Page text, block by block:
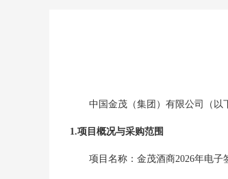
中国金茂（集团）有限公司 （
1.项目概况与采购范围
项目名称： 金茂酒商2026年电子